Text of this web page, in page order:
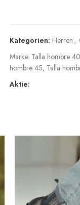
Kategorien: Herren ,
Marke: Talla hombre 40
hombre 45, Talla
Aktie: